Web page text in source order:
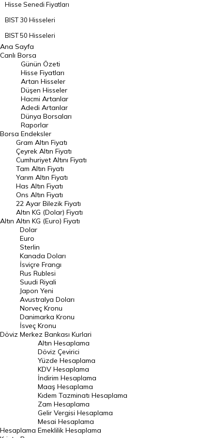
Hisse Senedi Fiyatları
BIST 30 Hisseleri
BIST 50 Hisseleri
BIST 100 Hisseleri
En Çok Artan Hisseler
En Çok Düşen Hisseler
Hacmi Artanlar
Geçmiş Kapanışlar
Dünya Borsaları
Raporlar
Endeksler
DÖVİZ
Döviz Kuru
Dolar Kuru
Euro Kuru
Pound Kuru
Frank Kuru
Riyal Kuru
Avustralya Doları
Danimarka Kronu Kuru
Kanada Doları Kuru
Norveç Kronu Kuru
İsveç Kronu Kuru
Japon Yeni Kuru
Serbest Piyasa Döviz Kurları
Merkez Bankası Döviz Kurları
Altın Fiyatları
Ana Sayfa
Canlı Borsa
Borsa
Günün Özeti
Hisse Fiyatları
Artan Hisseler
Düşen Hisseler
Hacmi Artanlar
Adedi Artanlar
Dünya Borsaları
Raporlar
Endeksler
Altın
Gram Altın Fiyatı
Çeyrek Altın Fiyatı
Cumhuriyet Altını Fiyatı
Tam Altın Fiyatı
Yarım Altın Fiyatı
Has Altın Fiyatı
Ons Altın Fiyatı
22 Ayar Bilezik Fiyatı
Altın KG (Dolar) Fiyatı
Altın KG (Euro) Fiyatı
Döviz
Dolar
Euro
Sterlin
Kanada Doları
İsviçre Frangı
Rus Rublesi
Suudi Riyali
Japon Yeni
Avustralya Doları
Norveç Kronu
Danimarka Kronu
İsveç Kronu
Merkez Bankası Kurlari
Hesaplama
Altın Hesaplama
Döviz Çevirici
Yüzde Hesaplama
KDV Hesaplama
İndirim Hesaplama
Maaş Hesaplama
Kıdem Tazminatı Hesaplama
Zam Hesaplama
Gelir Vergisi Hesaplama
Mesai Hesaplama
Emeklilik Hesaplama